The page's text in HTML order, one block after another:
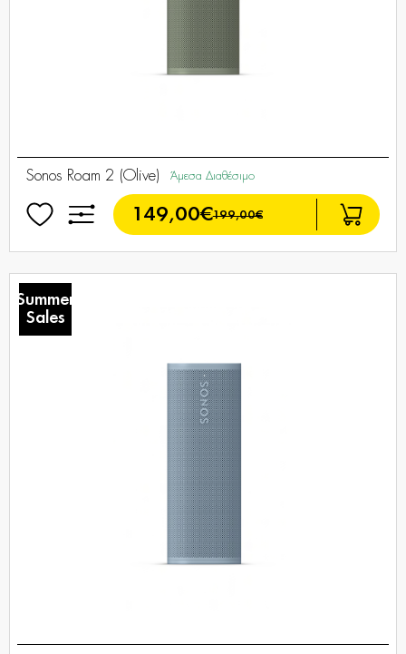
Sonos Roam 2 (Olive) Άμεσα Διαθέσιμο
149,00€199,00€
Summer
Sales